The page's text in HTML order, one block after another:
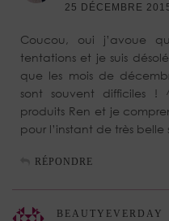
25 DÉCEMBRE
Coucou, oui j’avoue
tentations et je suis
que les mois de
sont souvent difficiles
produits Ren et je
pour l’instant de très belle
RÉPONDRE
BEAUTYEVERDAY